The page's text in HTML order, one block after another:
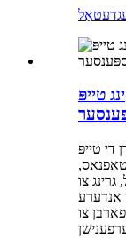
דעטאַל
6קם פּאַקינג טייפּ
די טייפּ
טאַפנאַס,
צו
אנדערע
צו